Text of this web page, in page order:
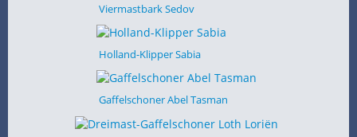
Viermastbark Sedov
Holland-Klipper Sabia
Gaffelschoner Abel Tasman